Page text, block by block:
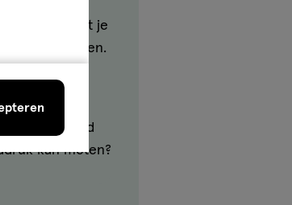
Soms speelt je
worden.
je je
in je hoofd
kan meten?